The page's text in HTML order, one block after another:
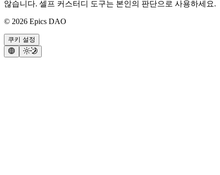
않습니다. 셀프 커스터디 도구는 본인의 판단으로 사용하세요.
© 2026 Epics DAO
쿠키 설정